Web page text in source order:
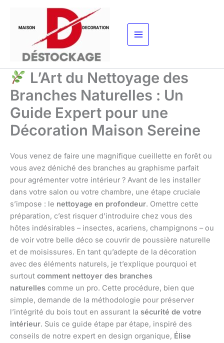
contenu
L’Art du Nettoyage des
Branches Naturelles : Un
Guide Expert pour une
Décoration Maison Sereine
Vous venez de faire une magnifique cueillette en forêt ou
vous avez déniché des branches au graphisme parfait
pour agrémenter votre intérieur ? Avant de les installer
dans votre salon ou votre chambre, une étape cruciale
s’impose : le nettoyage en profondeur. Omettre cette
préparation, c’est risquer d’introduire chez vous des
hôtes indésirables – insectes, acariens, champignons – ou
de voir votre belle déco se couvrir de poussière naturelle
et de moisissures. En tant qu’adepte de la décoration
avec des éléments naturels, je t’explique pourquoi et
surtout comment nettoyer des branches
naturelles comme un pro. Cette procédure, bien que
simple, demande de la méthodologie pour préserver
l’intégrité du bois tout en assurant la sécurité de votre
intérieur. Suis ce guide étape par étape, inspiré des
conseils de notre expert en design organique, Élise